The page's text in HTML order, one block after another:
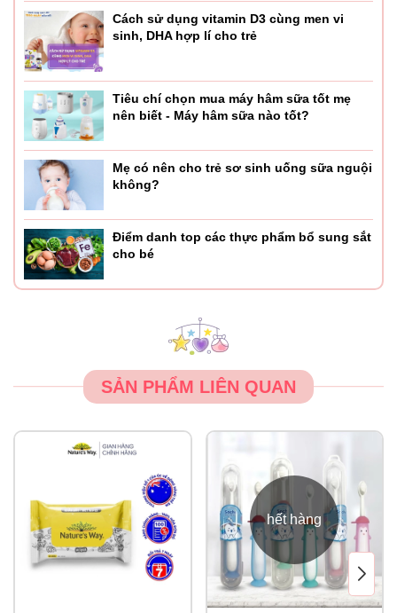
Cách sử dụng vitamin D3 cùng men vi
sinh, DHA hợp lí cho trẻ
Tiêu chí chọn mua máy hâm sữa tốt mẹ
nên biết - Máy hâm sữa nào tốt?
Mẹ có nên cho trẻ sơ sinh uống sữa nguội
không?
Điểm danh top các thực phẩm bổ sung sắt
cho bé
SẢN PHẨM LIÊN QUAN
hết hàng